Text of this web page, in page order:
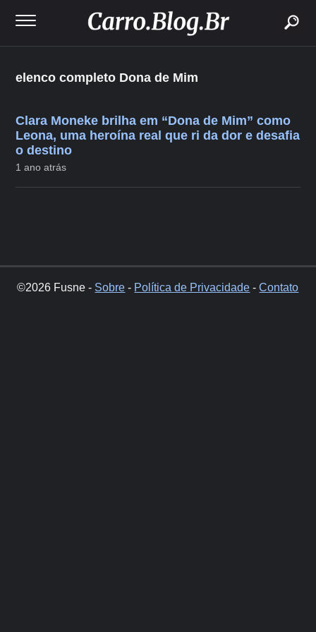
elenco completo Dona de Mim
Clara Moneke brilha em “Dona de Mim” como
Leona, uma heroína real que ri da dor e desafia
o destino
1 ano atrás
©2026 Fusne - Sobre - Política de Privacidade -Contato